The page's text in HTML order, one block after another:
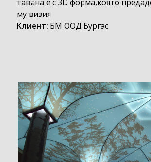
тавана е с 3D форма,която
му визия
Клиент: БМ ООД Бургас